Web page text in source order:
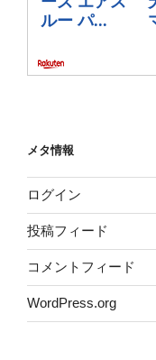
メタ情報
ログイン
投稿フィード
コメントフィード
WordPress.org